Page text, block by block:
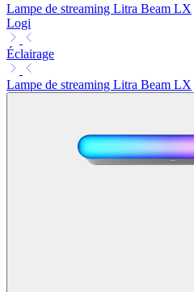
Lampe de streaming Litra Beam LX
Logi
Éclairage
Lampe de streaming Litra Beam LX